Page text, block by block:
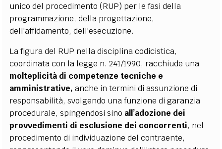
unico del procedimento (RUP) per le fasi della
programmazione, della progettazione,
dell'affidamento, dell'esecuzione.
La figura del RUP nella disciplina codicistica,
coordinata con la legge n. 241/1990, racchiude una
molteplicità di competenze tecniche e
amministrative, anche in termini di assunzione di
responsabilità, svolgendo una funzione di garanzia
procedurale, spingendosi sino all’adozione dei
provvedimenti di esclusione dei concorrenti, nel
procedimento di individuazione del contraente,